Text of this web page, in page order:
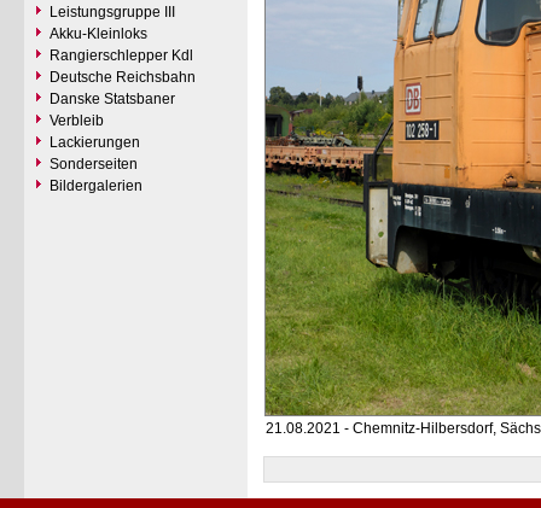
Leistungsgruppe III
Akku-Kleinloks
Rangierschlepper Kdl
Deutsche Reichsbahn
Danske Statsbaner
Verbleib
Lackierungen
Sonderseiten
Bildergalerien
21.08.2021 - Chemnitz-Hilbersdorf,